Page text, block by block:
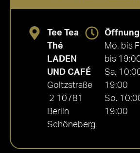
Tee Tea
Thé
LADEN
UND CAFÉ
Goltzstraße
2 10781
Berlin
Schöneberg
Mo. bis
bis
Sa.
19:00
So.
19:00